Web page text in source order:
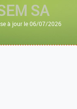
SA
à jour le 06/07/2026